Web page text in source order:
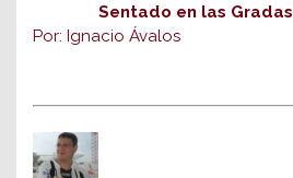
Sentado en las Gradas
Por: Ignacio Ávalos